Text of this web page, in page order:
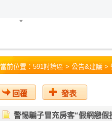
當前位置： 591討論區 > 公告&建議 >
回覆 發表
警惕騙子冒充房客“假網戀假